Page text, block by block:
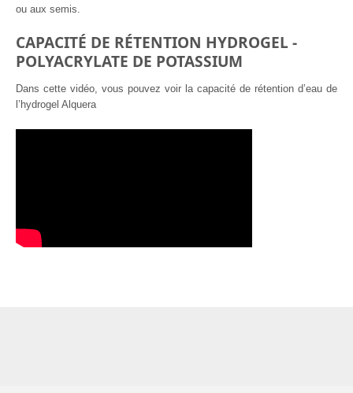
ou aux semis.
CAPACITÉ DE RÉTENTION HYDROGEL -
POLYACRYLATE DE POTASSIUM
Dans cette vidéo, vous pouvez voir la capacité de rétention d’eau de
l’hydrogel Alquera